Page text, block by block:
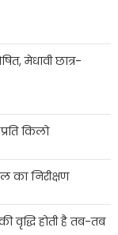
मेधावी छात्र-
किलो
का निरीक्षण
वृद्धि होती है तब-तब